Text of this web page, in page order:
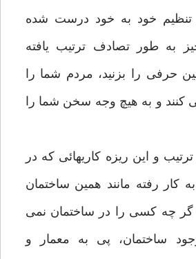
تنظیم خود به خود درست شده
به طور تصادف ترتیب یافته
حرفی را بزنید، مردم شما را
کنند و به هیچ وجه سخن شما را
ترتیب و این ریزه کاریهائی که در
کار رفته مانند همین ساختمان
چه کسی را در ساختمان نمی
ساختمان، پی به معمار و